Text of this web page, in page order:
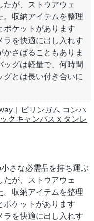
たが、ストウアウェ
。収納アイテムを整理
ポケットがあります
ラを快適に出し入れす
さばることもありま
ッグは軽量で、何時間
グとは長い付き合いに
｜ビリンガム コンパ
クキャンバス x タンレ
さな必需品を持ち運ぶ
たが、ストウアウェ
。収納アイテムを整理
ポケットがあります
ラを快適に出し入れす